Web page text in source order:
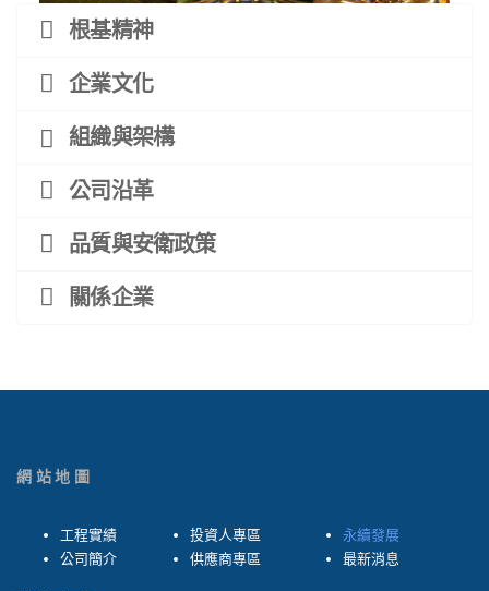
根基精神
企業文化
組織與架構
公司沿革
品質與安衛政策
關係企業
網站地圖
工程實績
公司簡介
投資人專區
供應商專區
永續發展
最新消息